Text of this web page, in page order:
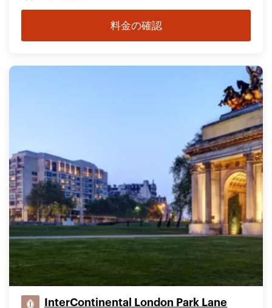
料金の確認
InterContinental London Park Lane